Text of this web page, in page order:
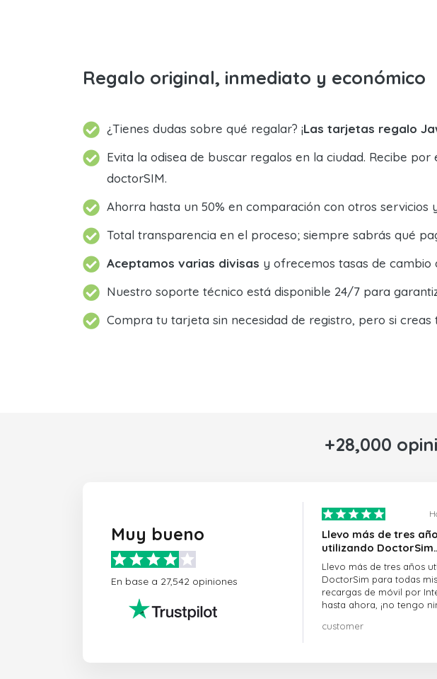
Regalo original, inmediato y económico
¿Tienes dudas sobre qué regalar? ¡Las tarjetas regalo
Evita la odisea de buscar regalos en la ciudad. Recibe por
doctorSIM.
Ahorra hasta un 50% en comparación con otros servicios
Total transparencia en el proceso; siempre sabrás qué
Aceptamos varias divisas y ofrecemos tasas de cambio
Nuestro soporte técnico está disponible 24/7 para
Compra tu tarjeta sin necesidad de registro, pero si
+28,000
Muy bueno
En base a 27,542 opiniones
Llevo más de tres
utilizando
Llevo más de tres años
DoctorSim para todas mis
recargas de móvil por
hasta ahora, ¡no tengo
customer